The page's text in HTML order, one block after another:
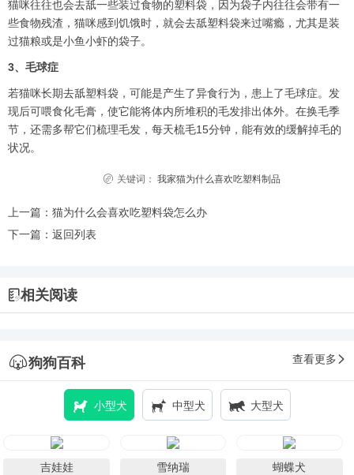
猫咪往往也会去舐一些装过食物的塑料袋，因为袋子内往往会带有一
些食物残渣，猫咪感到饥饿时，就会去舐塑料袋来过嘴瘾，尤其是装
过猫粮或是小鱼小虾的袋子。
3、毛球症
若猫咪长期去舐塑料袋，可能是产生了异食行为，患上了毛球症。发
现后可喂食化毛膏，使它能将体内所堆积的毛发排出体外。在换毛季
节，还需多帮它们梳理毛发，每天梳毛15分钟，能有效的缓解掉毛的
状况。
关键词： 我家猫为什么喜欢吃塑料制品
上一篇： 猫为什么会喜欢吃塑料袋怎么办
下一篇： 返回列表
相关阅读
狗狗百科 查看更多
小型犬 中型犬 大型犬
吉娃娃 雪纳瑞 蝴蝶犬